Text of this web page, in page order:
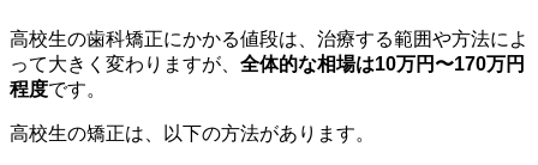
高校生の歯科矯正にかかる値段は、治療する範囲や方法によ
って大きく変わりますが、 全体的な相場は10万円〜170万円
程度です。
高校生の矯正は、以下の方法があります。